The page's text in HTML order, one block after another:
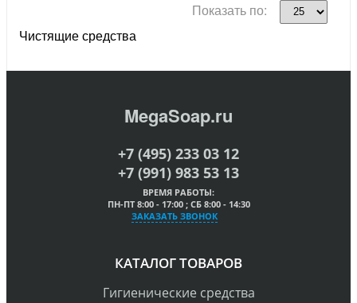
Показать по:
Чистящие средства
MegaSoap.ru
+7 (495) 233 03 12
+7 (991) 983 53 13
ВРЕМЯ РАБОТЫ:
ПН-ПТ 8:00 - 17:00 ; СБ 8:00 - 14:30
ЗАКАЗАТЬ ЗВОНОК
КАТАЛОГ ТОВАРОВ
Гигиенические средства